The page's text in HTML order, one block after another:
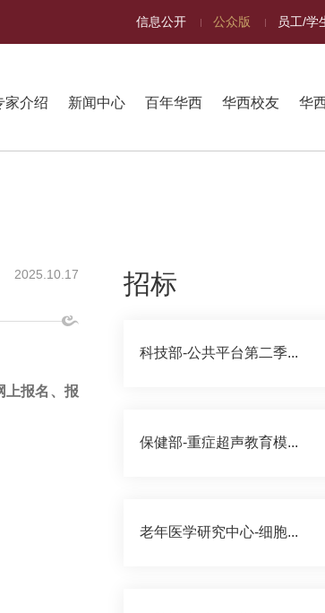
信息公开 公众版 员工/学
家介绍 新闻中心 百年华西 华西校友 华
2025.10.17
上报名、报
招标
科技部-公共平台第二季...
保健部-重症超声教育模...
老年医学研究中心-细胞...